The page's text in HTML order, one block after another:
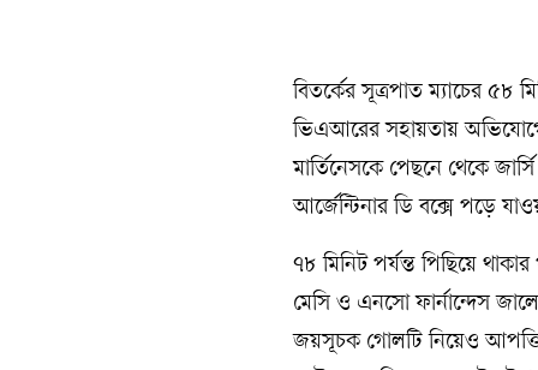
বিতর্কের সূত্রপাত ম্যাচের ৫৮
ভিএআরের সহায়তায় অভিযোগে
মার্তিনেসকে পেছনে থেকে
আর্জেন্টিনার ডি বক্সে পড়ে
৭৮ মিনিট পর্যন্ত পিছিয়ে
মেসি ও এনসো ফার্নান্দেস
জয়সূচক গোলটি নিয়েও